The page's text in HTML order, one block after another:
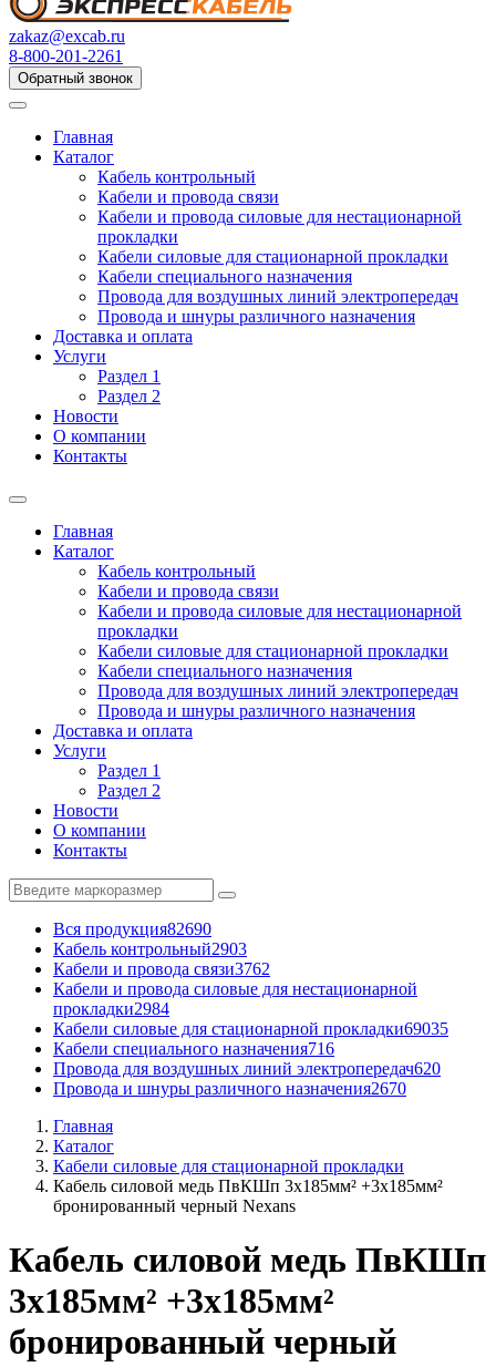
zakaz@excab.ru
8-800-201-2261
Обратный звонок
Главная
Каталог
Кабель контрольный
Кабели и провода связи
Кабели и провода силовые для нестационарной
прокладки
Кабели силовые для стационарной прокладки
Кабели специального назначения
Провода для воздушных линий электропередач
Провода и шнуры различного назначения
Доставка и оплата
Услуги
Раздел 1
Раздел 2
Новости
О компании
Контакты
Главная
Каталог
Кабель контрольный
Кабели и провода связи
Кабели и провода силовые для нестационарной
прокладки
Кабели силовые для стационарной прокладки
Кабели специального назначения
Провода для воздушных линий электропередач
Провода и шнуры различного назначения
Доставка и оплата
Услуги
Раздел 1
Раздел 2
Новости
О компании
Контакты
Вся продукция82690
Кабель контрольный2903
Кабели и провода связи3762
Кабели и провода силовые для нестационарной
прокладки2984
Кабели силовые для стационарной прокладки69035
Кабели специального назначения716
Провода для воздушных линий электропередач620
Провода и шнуры различного назначения2670
Главная
Каталог
Кабели силовые для стационарной прокладки
Кабель силовой медь ПвКШп 3x185мм² +3x185мм²
бронированный черный Nexans
Кабель силовой медь ПвКШп
3x185мм² +3x185мм²
бронированный черный